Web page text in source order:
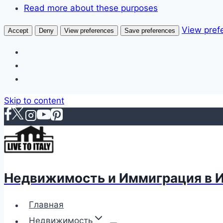
Read more about these purposes
Accept Deny View preferences Save preferences View
Skip to content
Недвижимость и Иммиграция в
Главная
Недвижимость